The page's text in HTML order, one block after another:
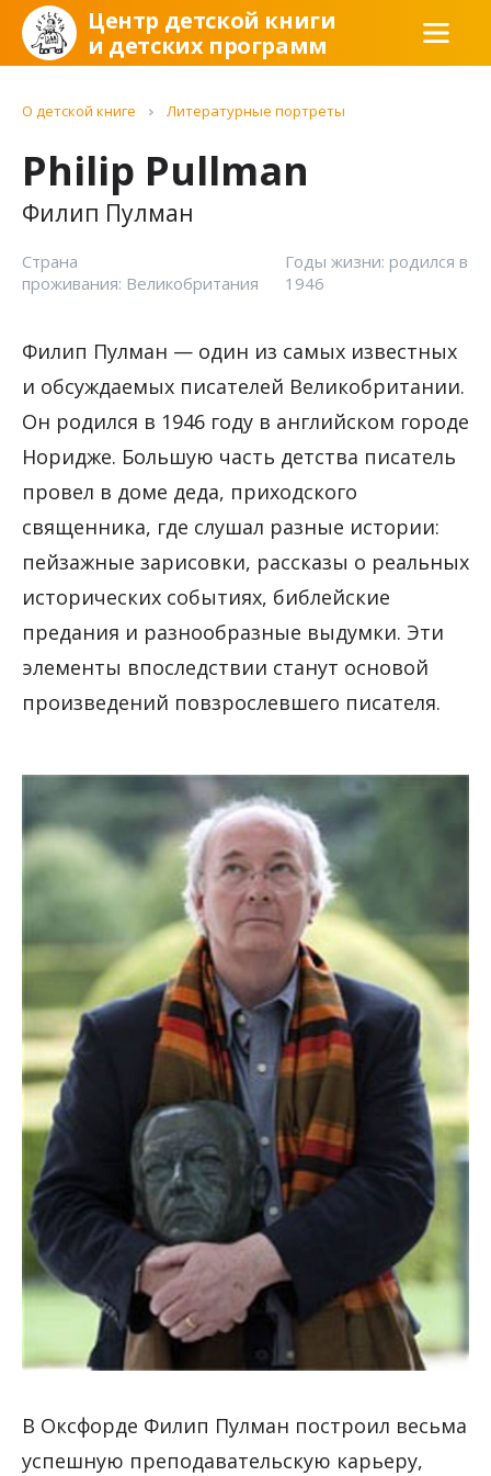
Центр детской книги
и детских программ
О детской книге Литературные портреты
Philip Pullman
Филип Пулман
Страна
проживания: Великобритания
Годы жизни: родился в
1946
Филип Пулман — один из самых известных
и обсуждаемых писателей Великобритании.
Он родился в 1946 году в английском городе
Норидже. Большую часть детства писатель
провел в доме деда, приходского
священника, где слушал разные истории:
пейзажные зарисовки, рассказы о реальных
исторических событиях, библейские
предания и разнообразные выдумки. Эти
элементы впоследствии станут основой
произведений повзрослевшего писателя.
В Оксфорде Филип Пулман построил весьма
успешную преподавательскую карьеру,